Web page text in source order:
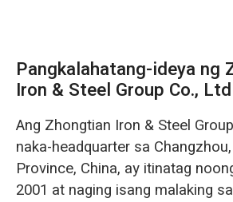
Pangkalahatang-ideya ng
Iron & Steel Group Co., Ltd
Ang Zhongtian Iron & Steel
naka-headquarter sa
Province, China, ay itinatag
2001 at naging isang malaking